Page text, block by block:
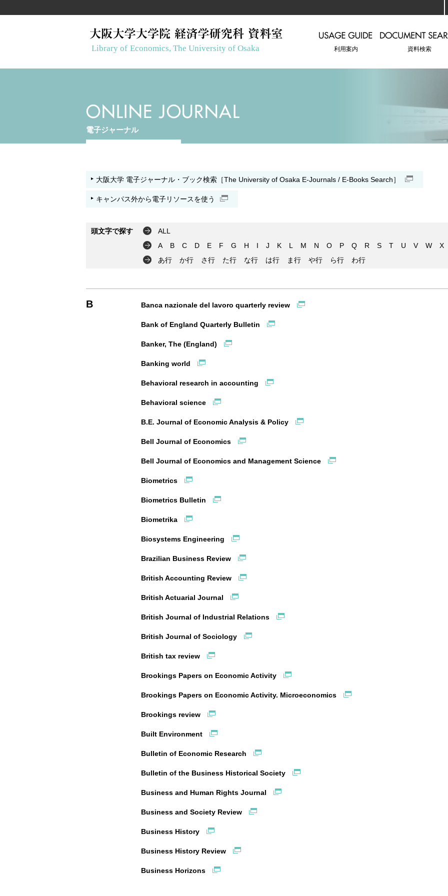
利用案内 資料検索
電子ジャーナル
大阪大学 電子ジャーナル・ブック検索［The University of Osaka E-Journals / E-Books Search］
キャンパス外から電子リソースを使う
頭文字で探す
ALL
A
B C D E F G H I J K L M N O P Q R S T U V W
X
あ行
か行 さ行 た行 な行 は行 ま行 や行 ら行 わ行
B Banca nazionale del lavoro quarterly review
Bank of England Quarterly Bulletin
Banker, The (England)
Banking world
Behavioral research in accounting
Behavioral science
B.E. Journal of Economic Analysis & Policy
Bell Journal of Economics
Bell Journal of Economics and Management Science
Biometrics
Biometrics Bulletin
Biometrika
Biosystems Engineering
Brazilian Business Review
British Accounting Review
British Actuarial Journal
British Journal of Industrial Relations
British Journal of Sociology
British tax review
Brookings Papers on Economic Activity
Brookings Papers on Economic Activity. Microeconomics
Brookings review
Built Environment
Bulletin of Economic Research
Bulletin of the Business Historical Society
Business and Human Rights Journal
Business and Society Review
Business History
Business History Review
Business Horizons